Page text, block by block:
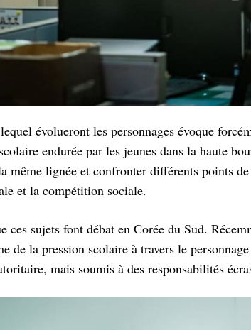
évolueront les personnages évoque
endurée par les jeunes dans la haute
même lignée et confronter différents points
et la compétition sociale.
ces sujets font débat en Corée du Sud.
de la pression scolaire à travers le
mais soumis à des responsabilités